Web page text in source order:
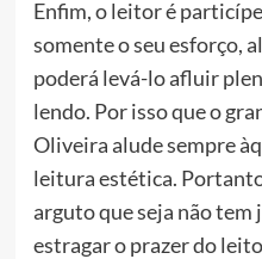
Enfim, o leitor é
somente o seu esforço,
poderá levá-lo afluir
lendo. Por isso que o
Oliveira alude sempre
leitura estética.
arguto que seja não tem
estragar o prazer do